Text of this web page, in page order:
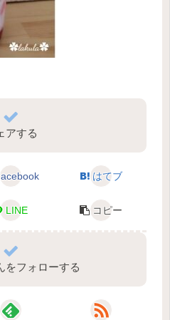
アする
はてブ
LINE コピー
をフォローする